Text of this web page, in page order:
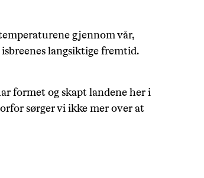
gjennom vår,
langsiktige fremtid.
formet og skapt landene her i
sørger vi ikke mer over at